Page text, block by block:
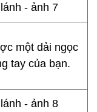
một dải ngọc
tay của bạn.